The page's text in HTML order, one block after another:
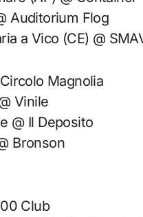
Auditorium Flog
a Vico (CE) @
Magnolia
Vinile
@ Il Deposito
Bronson
Club